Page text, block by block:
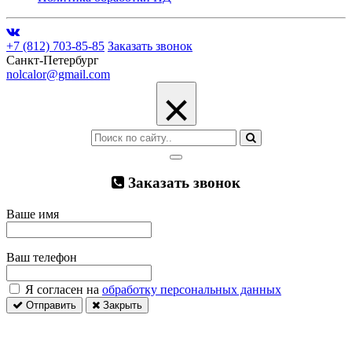
+7 (812) 703-85-85 Заказать звонок
Санкт-Петербург
nolcalor@gmail.com
×
Заказать звонок
Ваше имя
Ваш телефон
Я согласен на обработку персональных данных
Отправить Закрыть